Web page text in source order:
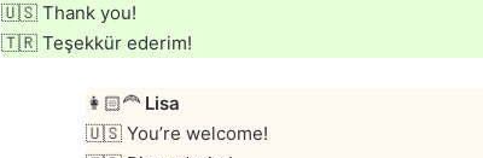
🇺🇸 Thank you!
🇹🇷 Teşekkür ederim!
👩🏻‍🦰 Lisa
🇺🇸 You’re welcome!